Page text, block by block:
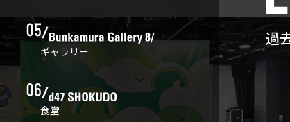
ギャラリー
食堂
過